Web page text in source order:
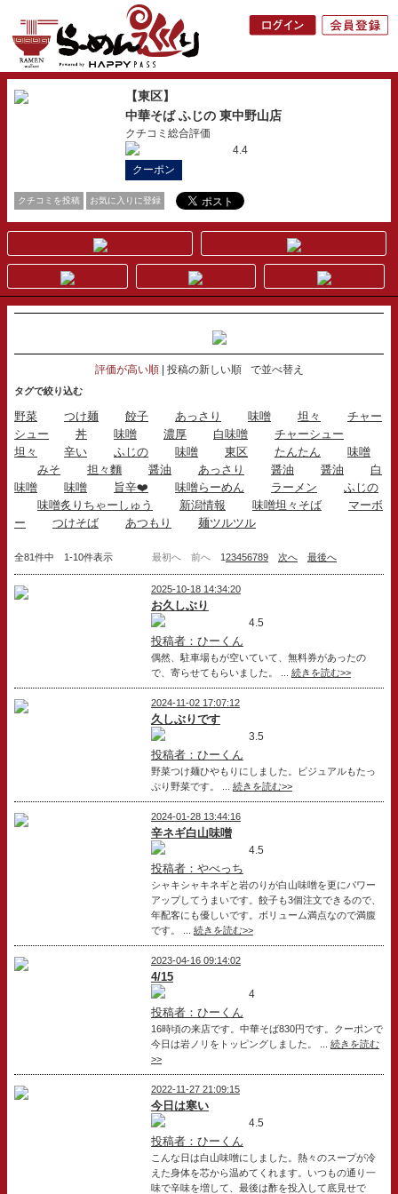
【東区】
中華そば ふじの 東中野山店
クチコミ総合評価
4.4
クーポン
クチコミを投稿 お気に入りに登録
評価が高い順 投稿の新しい順 で並べ替え
タグで絞り込む
野菜 つけ麺 餃子 あっさり 味噌 坦々
チャー
シュー
丼 味噌 濃厚 白味噌
チャーシュー
坦々
辛い ふじの 味噌 東区 たんたん
味噌
みそ
担々麵 醤油 あっさり 醤油 醤油
白
味噌
味噌 旨辛❤️ 味噌らーめん ラーメン
ふじの
味噌炙りちゃーしゅう
新潟情報 味噌坦々そば
マーボ
ー
つけそば あつもり 麺ツルツル
全81件中 1-10件表示 最初へ 前へ 123456789 次へ 最後へ
2025-10-18 14:34:20
お久しぶり
4.5
投稿者：ひーくん
偶然、駐車場もが空いていて、無料券があったの
で、寄らせてもらいました。 ... 続きを読む>>
2024-11-02 17:07:12
久しぶりです
3.5
投稿者：ひーくん
野菜つけ麺ひやもりにしました。ビジュアルもたっ
ぷり野菜です。 ... 続きを読む>>
2024-01-28 13:44:16
辛ネギ白山味噌
4.5
投稿者：やべっち
シャキシャキネギと岩のりが白山味噌を更にパワー
アップしてうまいです。餃子も3個注文できるので、
年配客にも優しいです。ボリューム満点なので満腹
です。 ... 続きを読む>>
2023-04-16 09:14:02
4/15
4
投稿者：ひーくん
16時頃の来店です。中華そば830円です。クーポンで
今日は岩ノリをトッピングしました。 ... 続きを読む
>>
2022-11-27 21:09:15
今日は寒い
4.5
投稿者：ひーくん
こんな日は白山味噌にしました。熱々のスープが冷
えた身体を芯から温めてくれます。いつもの通り一
味で辛味を増して、最後は酢を投入して底見せで